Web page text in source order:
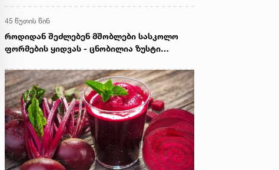
45 წუთის წინ
როდიდან შეძლებენ მშობლები სასკოლო
ფორმების ყიდვას - ცნობილია ზუსტი